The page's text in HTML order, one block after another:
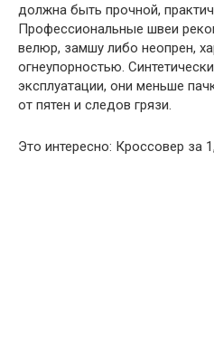
должна быть прочной,
Профессиональные швеи
велюр, замшу либо неопрен,
огнеупорностью.
эксплуатации, они меньше
от пятен и следов грязи.
Это интересно: Кроссовер за